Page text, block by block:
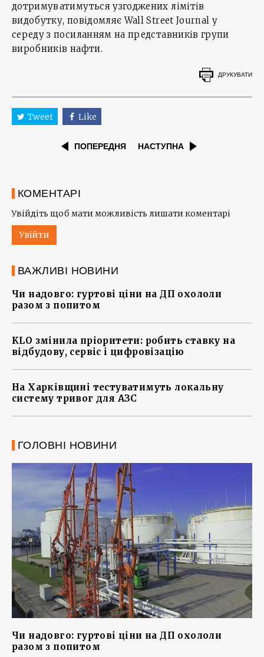
дотримуватимуться узгоджених лімітів
видобутку, повідомляє Wall Street Journal у
середу з посиланням на представників групи
виробників нафти.
ДРУКУВАТИ
Tweet Like
ПОПЕРЕДНЯ НАСТУПНА
КОМЕНТАРІ
Увійдіть щоб мати можливість лишати коментарі
Увійти
ВАЖЛИВІ НОВИНИ
Чи надовго: гуртові ціни на ДП охололи
разом з попитом
KLO змінила пріоритети: робить ставку на
відбудову, сервіс і цифровізацію
На Харківщині тестуватимуть локальну
систему тривог для АЗС
ГОЛОВНІ НОВИНИ
Чи надовго: гуртові ціни на ДП охололи
разом з попитом